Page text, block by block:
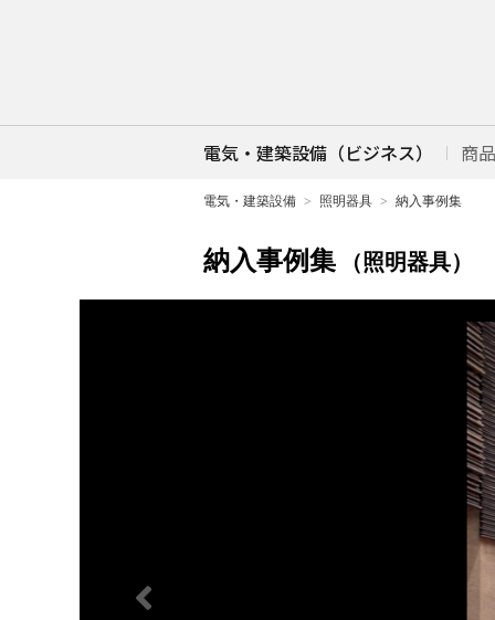
電気・建築設備（ビジネス） 商
電気・建築設備 照明器具 納入事例集
納入事例集 （照明器具）